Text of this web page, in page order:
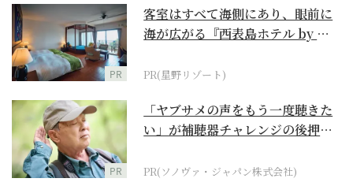
PR
客室はすべて海側にあり、眼前に
海が広がる『西表島ホテル by 星
PR(星野リゾート)
PR
「ヤブサメの声をもう一度聴きた
い」が補聴器チャレンジの後押し
PR(ソノヴァ・ジャパン株式会社)